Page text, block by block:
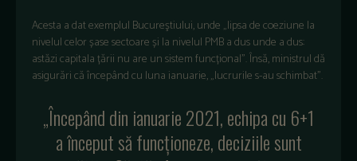
Acesta a dat exemplul Bucureştiului, unde „lipsa de coeziune la
nivelul celor șase sectoare și la nivelul PMB a dus unde a dus:
astăzi capitala țării nu are un sistem funcțional”. Însă, ministrul dă
asigurări că începând cu luna ianuarie, „lucrurile s-au schimbat”.
„Începând din ianuarie 2021, echipa cu 6+1
a început să funcționeze, deciziile sunt